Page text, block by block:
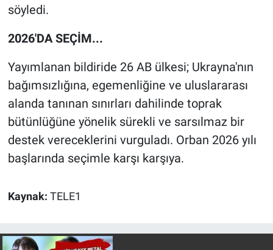
söyledi.
2026'DA SEÇİM...
Yayımlanan bildiride 26 AB ülkesi; Ukrayna'nın
bağımsızlığına, egemenliğine ve uluslararası
alanda tanınan sınırları dahilinde toprak
bütünlüğüne yönelik sürekli ve sarsılmaz bir
destek vereceklerini vurguladı. Orban 2026 yılı
başlarında seçimle karşı karşıya.
Kaynak: TELE1
Spor
Teknoloji
Türkiye'nin Geleceği
Türkiye'nin Gündemi
Yerel Gündem
Canlı Yayın